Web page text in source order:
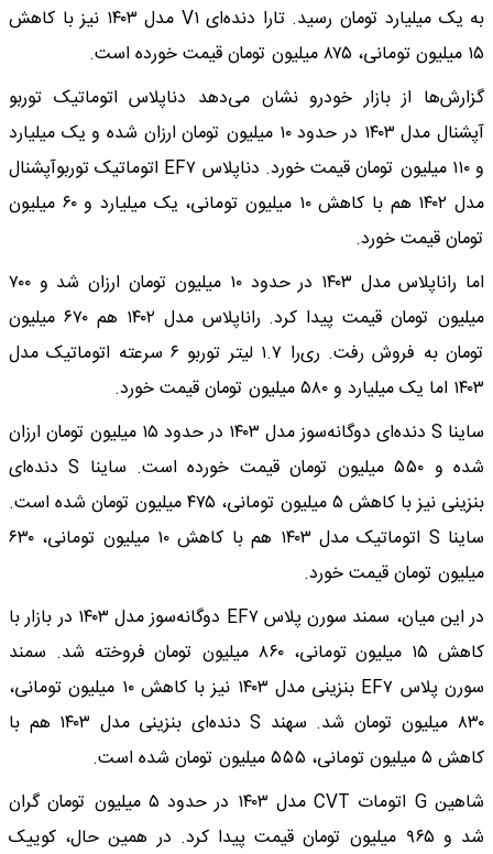
به یک میلیارد تومان رسید. تارا دنده‌ای V۱ مدل ۱۴۰۳ نیز با کاهش
۱۵ میلیون تومانی، ۸۷۵ میلیون تومان قیمت خورده است.
گزارش‌ها از بازار خودرو نشان می‌دهد دناپلاس اتوماتیک توربو
آپشنال مدل ۱۴۰۳ در حدود ۱۰ میلیون تومان ارزان شده و یک میلیارد
و ۱۱۰ میلیون تومان قیمت خورد. دناپلاس EF۷ اتوماتیک توربوآپشنال
مدل ۱۴۰۲ هم با کاهش ۱۰ میلیون تومانی، یک میلیارد و ۶۰ میلیون
تومان قیمت خورد.
اما راناپلاس مدل ۱۴۰۳ در حدود ۱۰ میلیون تومان ارزان شد و ۷۰۰
میلیون تومان قیمت پیدا کرد. راناپلاس مدل ۱۴۰۲ هم ۶۷۰ میلیون
تومان به فروش رفت. ری‌را ۱.۷ لیتر توربو ۶ سرعته اتوماتیک مدل
۱۴۰۳ اما یک میلیارد و ۵۸۰ میلیون تومان قیمت خورد.
ساینا S دنده‌ای دوگانه‌سوز مدل ۱۴۰۳ در حدود ۱۵ میلیون تومان ارزان
شده و ۵۵۰ میلیون تومان قیمت خورده است. ساینا S دنده‌ای
بنزینی نیز با کاهش ۵ میلیون تومانی، ۴۷۵ میلیون تومان شده است.
ساینا S اتوماتیک مدل ۱۴۰۳ هم با کاهش ۱۰ میلیون تومانی، ۶۳۰
میلیون تومان قیمت خورد.
در این میان، سمند سورن پلاس EF۷ دوگانه‌سوز مدل ۱۴۰۳ در بازار با
کاهش ۱۵ میلیون تومانی، ۸۶۰ میلیون تومان فروخته شد. سمند
سورن پلاس EF۷ بنزینی مدل ۱۴۰۳ نیز با کاهش ۱۰ میلیون تومانی،
۸۳۰ میلیون تومان شد. سهند S دنده‌ای بنزینی مدل ۱۴۰۳ هم با
کاهش ۵ میلیون تومانی، ۵۵۵ میلیون تومان شده است.
شاهین G اتومات CVT مدل ۱۴۰۳ در حدود ۵ میلیون تومان گران
شد و ۹۶۵ میلیون تومان قیمت پیدا کرد. در همین حال، کوییک